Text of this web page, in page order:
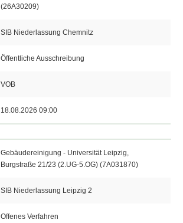
(26A30209)
SIB Niederlassung Chemnitz
Öffentliche Ausschreibung
VOB
18.08.2026 09:00
Gebäudereinigung - Universität Leipzig,
Burgstraße 21/23 (2.UG-5.OG) (7A031870)
SIB Niederlassung Leipzig 2
Offenes Verfahren